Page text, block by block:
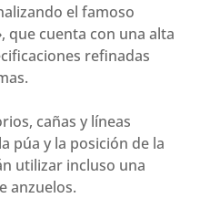
el famoso
que cuenta con una alta
refinadas
cañas y líneas
púa y la posición de la
utilizar incluso una
anzuelos.